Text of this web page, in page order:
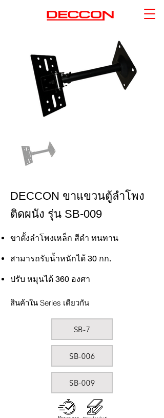
DECCON ขาแขวนตู้ลำโพง
ติดผนัง รุ่น SB-009
ขาตั้งลำโพงเหล็ก สีดำ ทนทาน
สามารถรับน้ำหนักได้ 30 กก.
ปรับ หมุนได้ 360 องศา
สินค้าใน Series เดียวกัน
SB-7
SB-006
SB-009